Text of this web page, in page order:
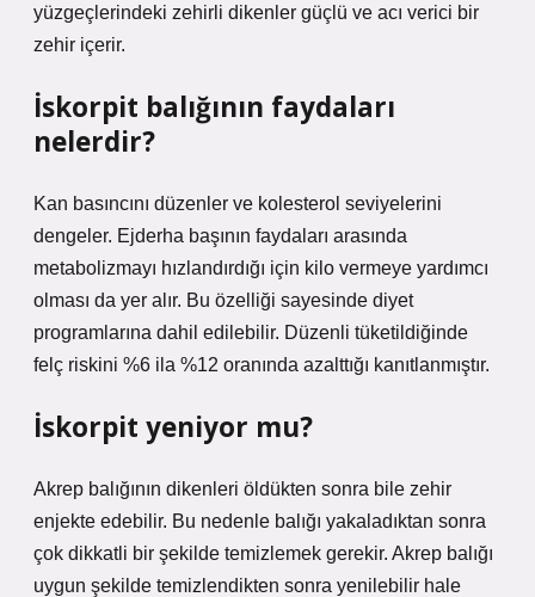
yüzgeçlerindeki zehirli dikenler güçlü ve acı verici bir
zehir içerir.
İskorpit balığının faydaları
nelerdir?
Kan basıncını düzenler ve kolesterol seviyelerini
dengeler. Ejderha başının faydaları arasında
metabolizmayı hızlandırdığı için kilo vermeye yardımcı
olması da yer alır. Bu özelliği sayesinde diyet
programlarına dahil edilebilir. Düzenli tüketildiğinde
felç riskini %6 ila %12 oranında azalttığı kanıtlanmıştır.
İskorpit yeniyor mu?
Akrep balığının dikenleri öldükten sonra bile zehir
enjekte edebilir. Bu nedenle balığı yakaladıktan sonra
çok dikkatli bir şekilde temizlemek gerekir. Akrep balığı
uygun şekilde temizlendikten sonra yenilebilir hale